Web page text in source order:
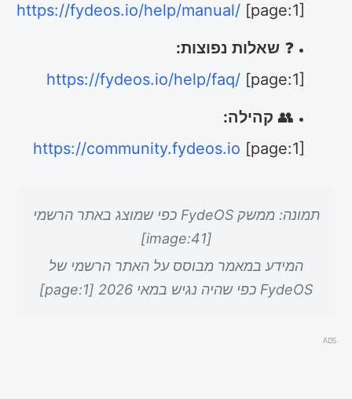
https://fydeos.io/help/manual/ [page:1]
❓ שאלות נפוצות:
https://fydeos.io/help/faq/ [page:1]
👥 קהילה:
https://community.fydeos.io [page:1]
תמונה: ממשק FydeOS כפי שמוצג באתר הרשמי
[image:41]
המידע במאמר מבוסס על האתר הרשמי של
FydeOS כפי שהיה נגיש במאי 2026 [page:1]
ADS